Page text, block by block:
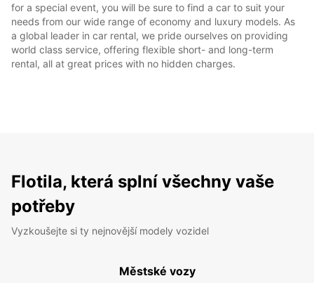
for a special event, you will be sure to find a car to suit your
needs from our wide range of economy and luxury models. As
a global leader in car rental, we pride ourselves on providing
world class service, offering flexible short- and long-term
rental, all at great prices with no hidden charges.
Flotila, která splní všechny vaše
potřeby
Vyzkoušejte si ty nejnovější modely vozidel
Městské vozy